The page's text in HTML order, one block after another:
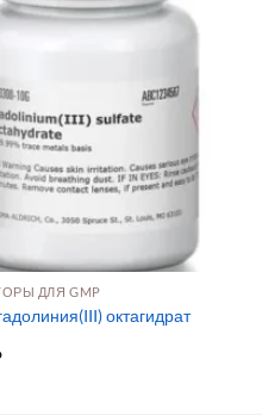
ДЛЯ GMP
октагидрат